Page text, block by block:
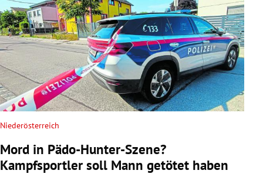
Niederösterreich
Mord in Pädo-Hunter-Szene?
Kampfsportler soll Mann getötet haben